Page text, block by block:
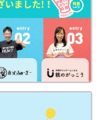
）達が泣いてい
ざ見張り！ とこ
親分、さぁどう